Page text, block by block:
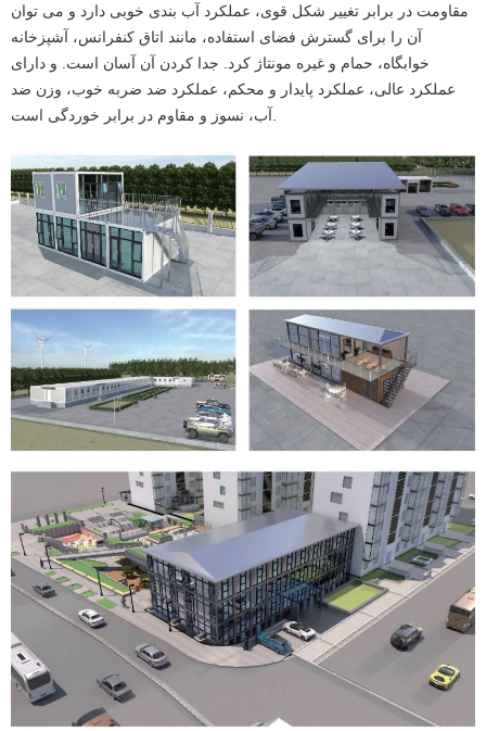
مقاومت در برابر تغییر شکل قوی، عملکرد آب بندی خوبی دارد و می توان
آن را برای گسترش فضای استفاده، مانند اتاق کنفرانس، آشپزخانه
خوابگاه، حمام و غیره مونتاژ کرد. جدا کردن آن آسان است. و دارای
عملکرد عالی، عملکرد پایدار و محکم، عملکرد ضد ضربه خوب، وزن ضد